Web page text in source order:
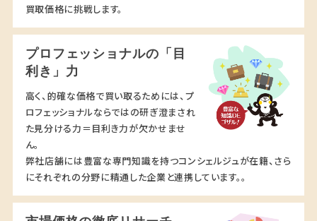
買取価格に挑戦します。
プロフェッショナルの「目
利き」力
高く、的確な価格で買い取るためには、プ
ロフェッショナルならではの研ぎ澄まされ
た見分ける力＝目利き力が欠かせませ
ん。
弊社店舗には豊富な専門知識を持つコンシェルジュが在籍、さら
にそれぞれの分野に精通した企業と連携しています。。